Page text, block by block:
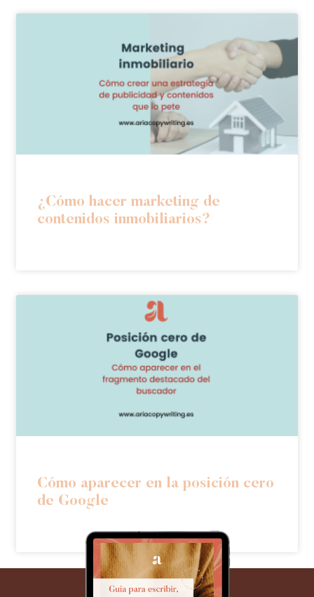
¿Cómo hacer marketing de
contenidos inmobiliarios?
Cómo aparecer en la posición cero
de Google